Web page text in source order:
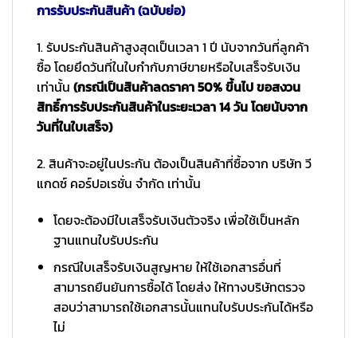
การรับประกันสินค้า (ฉบับย่อ)
1. รับประกันสินค้าสูงสุดเป็นเวลา 1 ปี นับจากวันที่ลูกค้า
ซื้อ โดยยึดวันที่ในใบกำกับภาษีขายหรือใบเสร็จรับเงิน
เท่านั้น (กรณีเป็นสินค้าลดราคา 50% ขึ้นไป ขอสงวน
สิทธิ์การรับประกันสินค้าในระยะเวลา 14 วัน โดยนับจาก
วันที่ในใบเสร็จ)
2. สินค้าจะอยู่ในประกัน ต้องเป็นสินค้าที่ซื้อจาก บริษัท วี
แกดซ์ คอร์ปอเรชั่น จำกัด เท่านั้น
โดยจะต้องมีใบเสร็จรับเงินตัวจริง เพื่อใช้เป็นหลัก
ฐานแทนใบรับประกัน
กรณีใบเสร็จรับเงินสูญหาย ให้ใช้เอกสารอื่นที่
สามารถยืนยันการซื้อได้ โดยส่ง ให้ทางบริษัทตรวจ
สอบว่าสามารถใช้เอกสารนั้นแทนใบรับประกันได้หรือ
ไม่